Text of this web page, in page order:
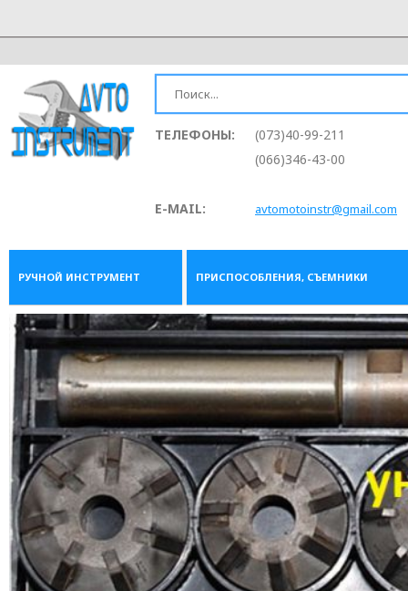
ТЕЛЕФОНЫ:
(073)40-99-211
(066)346-43-00
E-MAIL: avtomotoinstr@gmail.com
РУЧНОЙ ИНСТРУМЕНТ ПРИСПОСОБЛЕНИЯ, СЪЕМНИКИ